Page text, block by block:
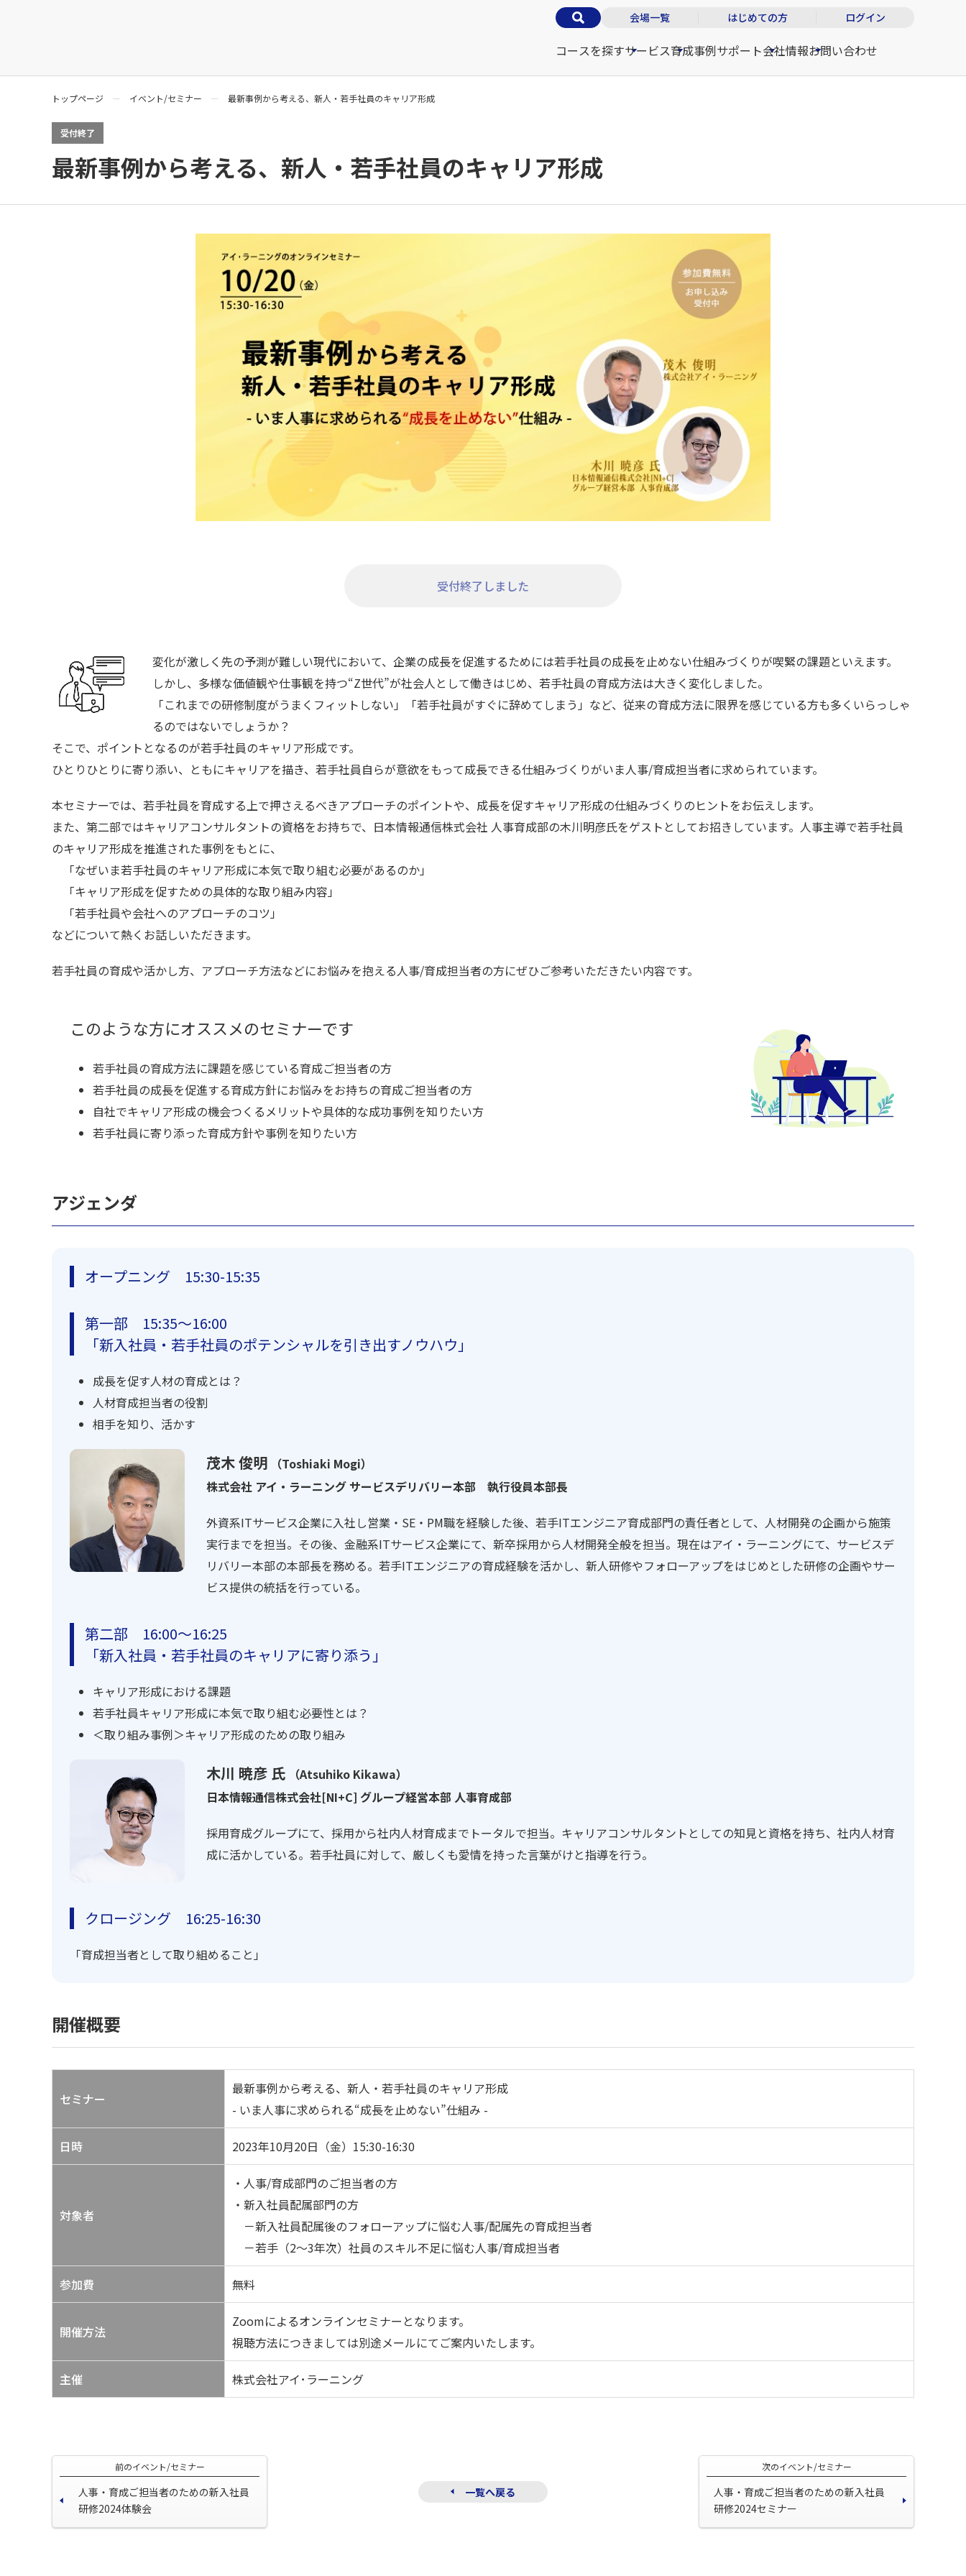
会場一覧 はじめての方 ログイン
コースを探すサービス育成事例サポート会社情報お問い合わせ
トップページ イベント/セミナー 最新事例から考える、新人・若手社員のキャリア形成
受付終了
最新事例から考える、新人・若手社員のキャリア形成
受付終了しました
変化が激しく先の予測が難しい現代において、企業の成長を促進するためには若手社員の成長を止めない仕組みづくりが喫緊の課題といえます。
しかし、多様な価値観や仕事観を持つ“Z世代”が社会人として働きはじめ、若手社員の育成方法は大きく変化しました。
「これまでの研修制度がうまくフィットしない」「若手社員がすぐに辞めてしまう」など、従来の育成方法に限界を感じている方も多くいらっしゃ
るのではないでしょうか？
そこで、ポイントとなるのが若手社員のキャリア形成です。
ひとりひとりに寄り添い、ともにキャリアを描き、若手社員自らが意欲をもって成長できる仕組みづくりがいま人事/育成担当者に求められています。
本セミナーでは、若手社員を育成する上で押さえるべきアプローチのポイントや、成長を促すキャリア形成の仕組みづくりのヒントをお伝えします。
また、第二部ではキャリアコンサルタントの資格をお持ちで、日本情報通信株式会社 人事育成部の木川明彦氏をゲストとしてお招きしています。人事主導で若手社員
のキャリア形成を推進された事例をもとに、
「なぜいま若手社員のキャリア形成に本気で取り組む必要があるのか」
「キャリア形成を促すための具体的な取り組み内容」
「若手社員や会社へのアプローチのコツ」
などについて熱くお話しいただきます。
若手社員の育成や活かし方、アプローチ方法などにお悩みを抱える人事/育成担当者の方にぜひご参考いただきたい内容です。
このような方にオススメのセミナーです
若手社員の育成方法に課題を感じている育成ご担当者の方
若手社員の成長を促進する育成方針にお悩みをお持ちの育成ご担当者の方
自社でキャリア形成の機会つくるメリットや具体的な成功事例を知りたい方
若手社員に寄り添った育成方針や事例を知りたい方
アジェンダ
オープニング 15:30-15:35
第一部 15:35～16:00
「新入社員・若手社員のポテンシャルを引き出すノウハウ」
成長を促す人材の育成とは？
人材育成担当者の役割
相手を知り、活かす
茂木 俊明 （Toshiaki Mogi）
株式会社 アイ・ラーニング サービスデリバリー本部 執行役員本部長
外資系ITサービス企業に入社し営業・SE・PM職を経験した後、若手ITエンジニア育成部門の責任者として、人材開発の企画から施策
実行までを担当。その後、金融系ITサービス企業にて、新卒採用から人材開発全般を担当。現在はアイ・ラーニングにて、サービスデ
リバリー本部の本部長を務める。若手ITエンジニアの育成経験を活かし、新人研修やフォローアップをはじめとした研修の企画やサー
ビス提供の統括を行っている。
第二部 16:00～16:25
「新入社員・若手社員のキャリアに寄り添う」
キャリア形成における課題
若手社員キャリア形成に本気で取り組む必要性とは？
＜取り組み事例＞キャリア形成のための取り組み
木川 暁彦 氏 （Atsuhiko Kikawa）
日本情報通信株式会社[NI+C] グループ経営本部 人事育成部
採用育成グループにて、採用から社内人材育成までトータルで担当。キャリアコンサルタントとしての知見と資格を持ち、社内人材育
成に活かしている。若手社員に対して、厳しくも愛情を持った言葉がけと指導を行う。
クロージング 16:25-16:30
「育成担当者として取り組めること」
開催概要
セミナー
最新事例から考える、新人・若手社員のキャリア形成
- いま人事に求められる“成長を止めない”仕組み -
日時 2023年10月20日（金）15:30-16:30
対象者
・人事/育成部門のご担当者の方
・新入社員配属部門の方
－新入社員配属後のフォローアップに悩む人事/配属先の育成担当者
－若手（2～3年次）社員のスキル不足に悩む人事/育成担当者
参加費 無料
開催方法
Zoomによるオンラインセミナーとなります。
視聴方法につきましては別途メールにてご案内いたします。
主催 株式会社アイ･ラーニング
前のイベント/セミナー
人事・育成ご担当者のための新入社員
研修2024体験会
一覧へ戻る
次のイベント/セミナー
人事・育成ご担当者のための新入社員
研修2024セミナー